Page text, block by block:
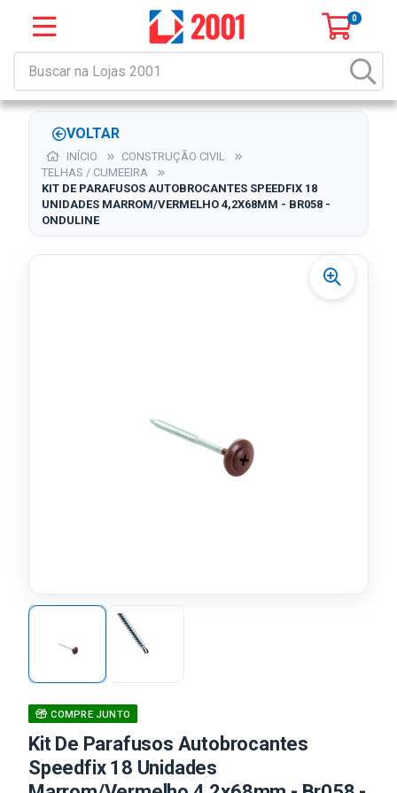
0
VOLTAR
INÍCIO
CONSTRUÇÃO CIVIL
TELHAS / CUMEEIRA
KIT DE PARAFUSOS AUTOBROCANTES SPEEDFIX 18
UNIDADES MARROM/VERMELHO 4,2X68MM - BR058 -
ONDULINE
COMPRE JUNTO
Kit De Parafusos Autobrocantes
Speedfix 18 Unidades